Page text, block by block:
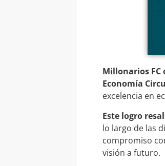
Millonarios
Economía
excelencia en
Este logro
lo largo de las
compromiso
visión a futuro.